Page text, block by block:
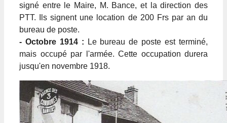
signé entre le Maire, M. Bance, et la direction des
PTT. Ils signent une location de 200 Frs par an du
bureau de poste.
- Octobre 1914 : Le bureau de poste est terminé,
mais occupé par l'armée. Cette occupation durera
jusqu'en novembre 1918.